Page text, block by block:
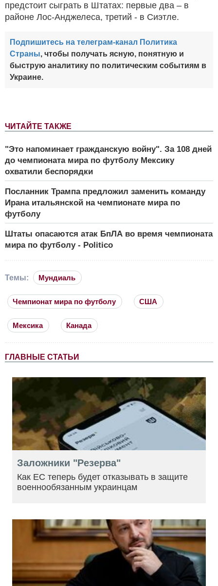
ЧИТАЙТЕ ТАКЖЕ
"Это напоминает гражданскую войну". За 108 дней
до чемпионата мира по футболу Мексику
охватили беспорядки
Посланник Трампа предложил заменить команду
Ирана итальянской на чемпионате мира по
футболу
Штаты опасаются атак БпЛА во время чемпионата
мира по футболу - Politico
предстоит сыграть в Штатах: первые два – в
районе Лос-Анджелеса, третий - в Сиэтле.
Подпишитесь на телеграм-канал Политика
Страны, чтобы получать ясную, понятную и
быструю аналитику по политическим событиям в
Украине.
Темы: Мундиаль
Чемпионат мира по футболу США
Мексика Канада
ГЛАВНЫЕ СТАТЬИ
Заложники "Резерва"
Как ЕС теперь будет отказывать в защите
военнообязанным украинцам